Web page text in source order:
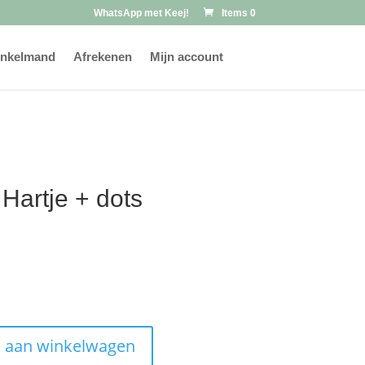
WhatsApp met Keej! Items 0
Afrekenen Mijn account
+ dots
aan winkelwagen